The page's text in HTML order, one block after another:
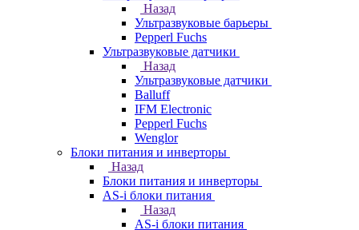
Назад
Ультразвуковые барьеры
Pepperl Fuchs
Ультразвуковые датчики
Назад
Ультразвуковые датчики
Balluff
IFM Electronic
Pepperl Fuchs
Wenglor
Блоки питания и инверторы
Назад
Блоки питания и инверторы
AS-i блоки питания
Назад
AS-i блоки питания